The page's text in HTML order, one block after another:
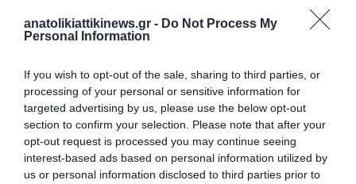
anatolikiattikinews.gr - Do Not Process My
Personal Information
If you wish to opt-out of the sale, sharing to third parties, or
processing of your personal or sensitive information for
targeted advertising by us, please use the below opt-out
section to confirm your selection. Please note that after your
opt-out request is processed you may continue seeing
interest-based ads based on personal information utilized by
us or personal information disclosed to third parties prior to
ΠΡΟΗΓΟΎΜΕΝΗ ΑΝΆΡΤΗΣΗ
Κίνα, ο μεγαλύτερος παραγωγός γραφίτη στον κόσμο μειώνει
τις εξαγωγές – Κίνδυνος για την παραγωγή μπαταριών